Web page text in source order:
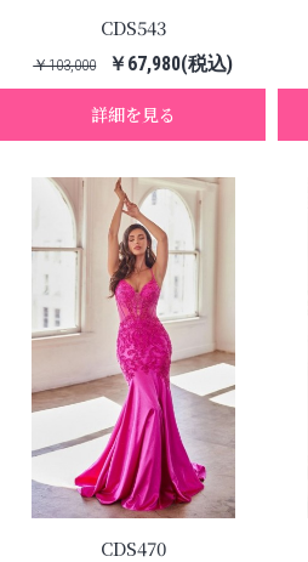
CDS543
￥103,000 ￥67,980(税込)
詳細を見る
CDS470